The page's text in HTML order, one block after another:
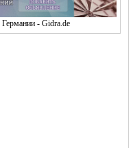
- Gidra.de